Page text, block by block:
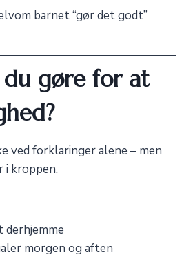
barnet “gør det godt”
du gøre for at
ved forklaringer alene – men
i kroppen.
morgen og aften